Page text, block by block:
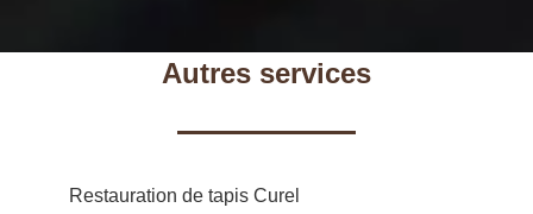
Autres services
Restauration de tapis Curel